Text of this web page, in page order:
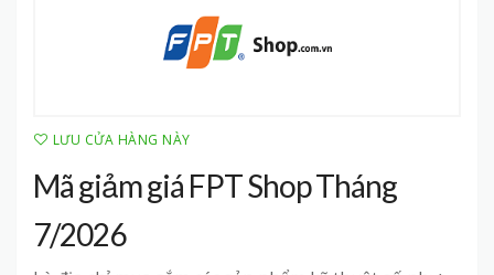
LƯU CỬA HÀNG NÀY
Mã giảm giá FPT Shop Tháng
7/2026